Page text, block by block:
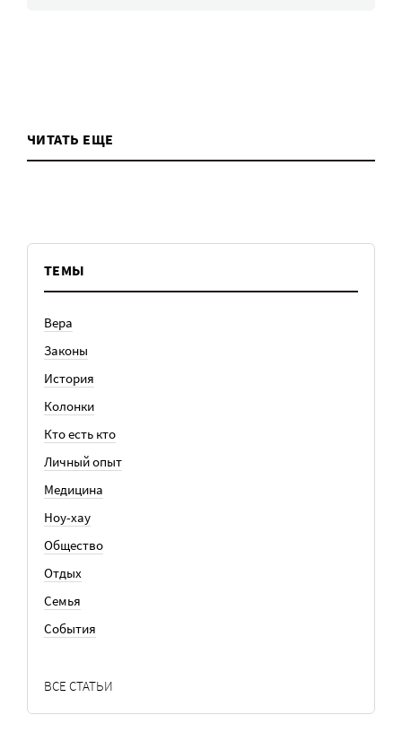
ЧИТАТЬ ЕЩЕ
ТЕМЫ
Вера
Законы
История
Колонки
Кто есть кто
Личный опыт
Медицина
Ноу-хау
Общество
Отдых
Семья
События
ВСЕ СТАТЬИ